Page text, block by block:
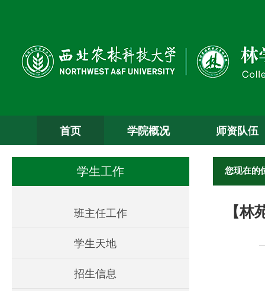
首页 学院概况 师资队伍
学生工作
班主任工作
学生天地
招生信息
您现在的
【林